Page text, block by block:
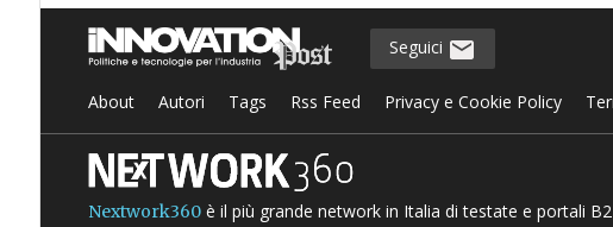
Seguici
About Autori Tags Rss Feed Privacy e Cookie Policy
Nextwork360è il più grande network in Italia di testate e portali